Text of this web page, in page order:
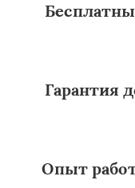
Гарантия
Опыт